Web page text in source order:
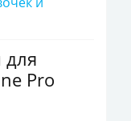
Pro